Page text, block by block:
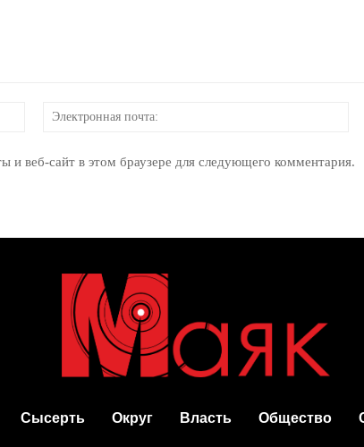
Имя:
и веб-сайт в этом браузере для следующего комментария.
Сысерть Округ Власть Общество